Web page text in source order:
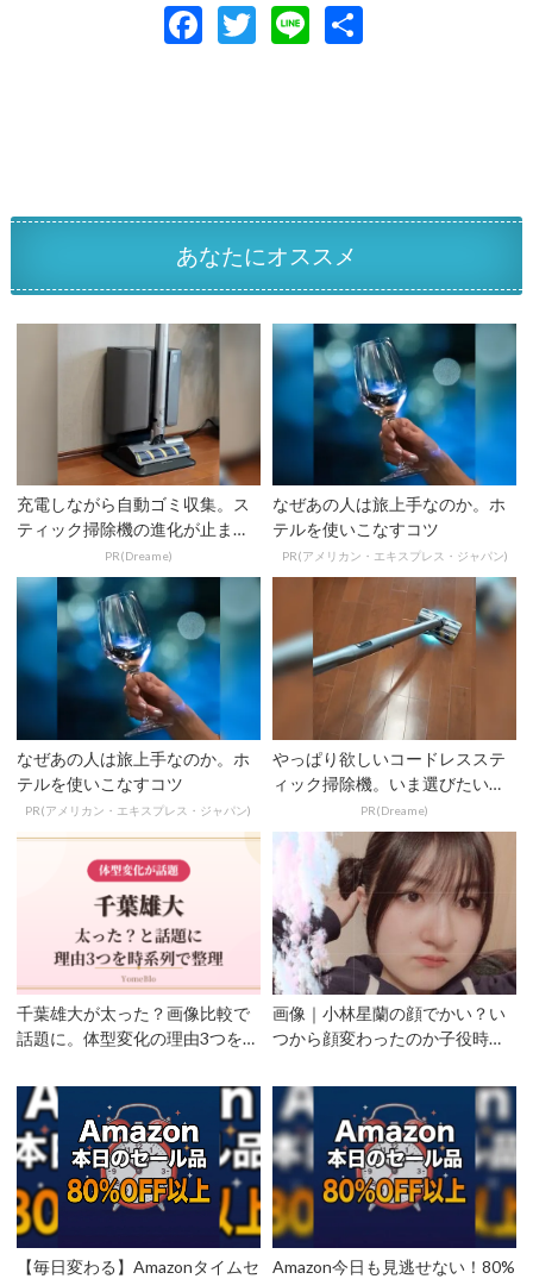
F
o
k
T
Li 共
あなたにオススメ
充電しながら自動ゴミ収集。ス
ティック掃除機の進化が止まら
PR(Dreame)
なぜあの人は旅上手なのか。ホ
テルを使いこなすコツ
PR(アメリカン・エキスプレス・ジャパン)
なぜあの人は旅上手なのか。ホ
テルを使いこなすコツ
PR(アメリカン・エキスプレス・ジャパン)
やっぱり欲しいコードレスステ
ィック掃除機。いま選びたいの
PR(Dreame)
千葉雄大が太った？画像比較で
話題に。体型変化の理由3つを時
画像｜小林星蘭の顔でかい？い
つから顔変わったのか子役時代
【毎日変わる】Amazonタイムセ
Amazon今日も見逃せない！80%